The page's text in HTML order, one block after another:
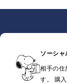
ソーシ
相手の
す。 購